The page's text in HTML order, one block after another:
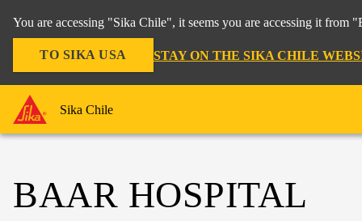
You are accessing "Sika Chile", it seems you are accessing it from
TO SIKA USA STAY ON THE SIKA CHILE
Sika Chile
BAAR HOSPITAL